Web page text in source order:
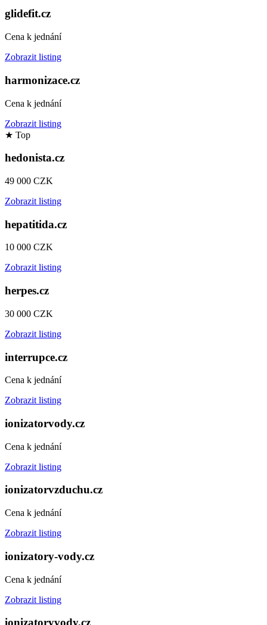
glidefit.cz
Cena k jednání
Zobrazit listing
harmonizace.cz
Cena k jednání
Zobrazit listing
★ Top
hedonista.cz
49 000 CZK
Zobrazit listing
hepatitida.cz
10 000 CZK
Zobrazit listing
herpes.cz
30 000 CZK
Zobrazit listing
interrupce.cz
Cena k jednání
Zobrazit listing
ionizatorvody.cz
Cena k jednání
Zobrazit listing
ionizatorvzduchu.cz
Cena k jednání
Zobrazit listing
ionizatory-vody.cz
Cena k jednání
Zobrazit listing